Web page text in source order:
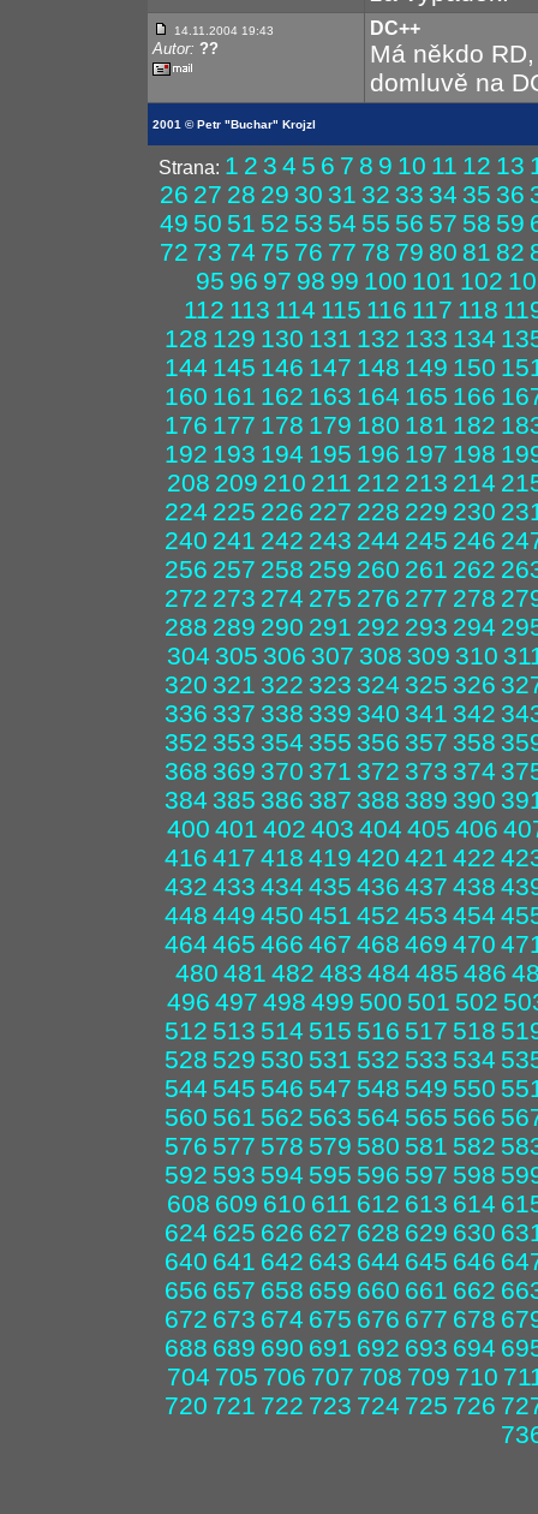
14.11.2004 19:43
Autor: ??
DC++
Má někdo
domluvě na
2001 © Petr "Buchar" Krojzl
Strana: 1 2 3 4 5 6 7 8 9 10 11 12 13
26 27 28 29 30 31 32 33 34 35 36
49 50 51 52 53 54 55 56 57 58 59
72 73 74 75 76 77 78 79 80 81 82
95 96 97 98 99 100 101 102
112 113 114 115 116 117 118
128 129 130 131 132 133 134
144 145 146 147 148 149 150
160 161 162 163 164 165 166
176 177 178 179 180 181 182
192 193 194 195 196 197 198
208 209 210 211 212 213 214
224 225 226 227 228 229 230
240 241 242 243 244 245 246
256 257 258 259 260 261 262
272 273 274 275 276 277 278
288 289 290 291 292 293 294
304 305 306 307 308 309 310
320 321 322 323 324 325 326
336 337 338 339 340 341 342
352 353 354 355 356 357 358
368 369 370 371 372 373 374
384 385 386 387 388 389 390
400 401 402 403 404 405 406
416 417 418 419 420 421 422
432 433 434 435 436 437 438
448 449 450 451 452 453 454
464 465 466 467 468 469 470
480 481 482 483 484 485 486
496 497 498 499 500 501 502
512 513 514 515 516 517 518
528 529 530 531 532 533 534
544 545 546 547 548 549 550
560 561 562 563 564 565 566
576 577 578 579 580 581 582
592 593 594 595 596 597 598
608 609 610 611 612 613 614
624 625 626 627 628 629 630
640 641 642 643 644 645 646
656 657 658 659 660 661 662
672 673 674 675 676 677 678
688 689 690 691 692 693 694
704 705 706 707 708 709 710
720 721 722 723 724 725 726